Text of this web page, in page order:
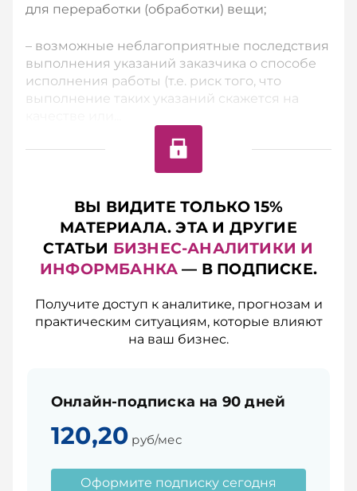
для переработки (обработки) вещи;
– возможные неблагоприятные последствия
выполнения указаний заказчика о способе
исполнения работы (т.е. риск того, что
выполнение таких указаний скажется на
ВЫ ВИДИТЕ ТОЛЬКО 15%
МАТЕРИАЛА. ЭТА И ДРУГИЕ
СТАТЬИ БИЗНЕС-АНАЛИТИКИ И
ИНФОРМБАНКА — В ПОДПИСКЕ.
Получите доступ к аналитике, прогнозам и
практическим ситуациям, которые влияют
на ваш бизнес.
Онлайн-подписка на 90 дней
120,20 руб/мес
Оформите подписку сегодня